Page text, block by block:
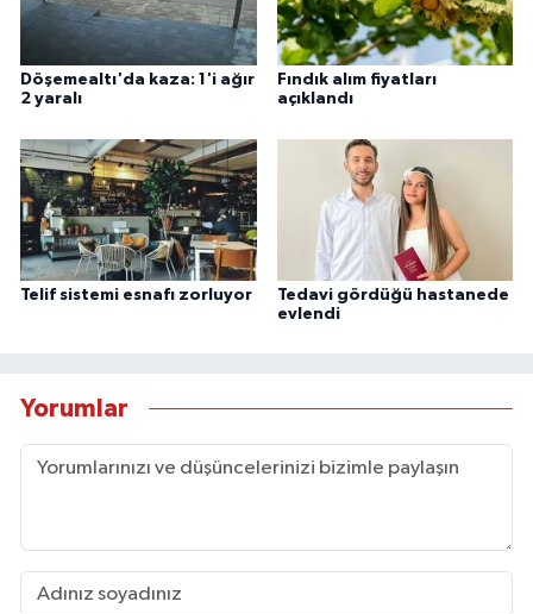
Döşemealtı'da kaza: 1'i ağır
2 yaralı
Fındık alım fiyatları
açıklandı
Telif sistemi esnafı zorluyor
Tedavi gördüğü hastanede
evlendi
Yorumlar